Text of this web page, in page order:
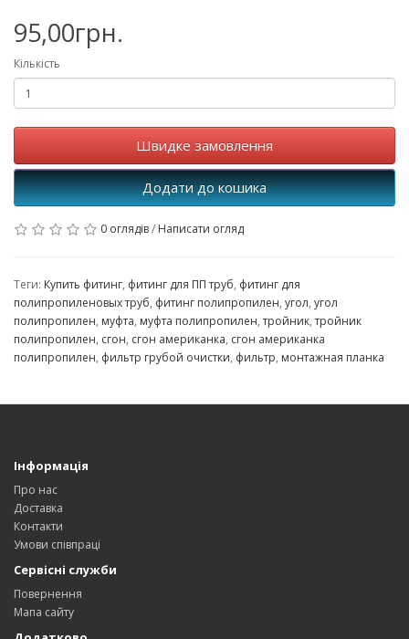
95,00грн.
Кількість
Швидке замовлення
Додати до кошика
0 оглядів/ Написати огляд
Теги: Купить фитинг, фитинг для ПП труб, фитинг для
полипропиленовых труб, фитинг полипропилен, угол, угол
полипропилен, муфта, муфта полипропилен,тройник,тройник
полипропилен, сгон, сгон американка, сгон американка
полипропилен, фильтр грубой очистки, фильтр, монтажная планка
Інформація
Про нас
Доставка
Контакти
Умови співпраці
Сервісні служби
Повернення
Мапа сайту